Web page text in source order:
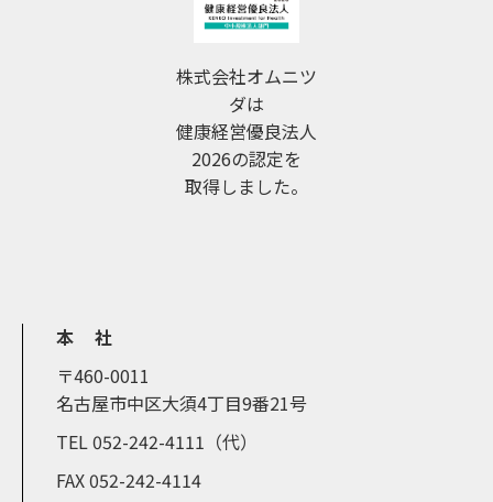
株式会社オムニツ
ダは
健康経営優良法人
2026の認定を
取得しました。
本 社
〒460-0011
名古屋市中区大須4丁目9番21号
TEL 052-242-4111（代）
FAX 052-242-4114